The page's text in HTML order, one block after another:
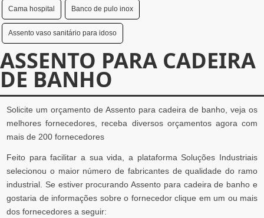
Cama hospital Banco de pulo inox
Assento vaso sanitário para idoso
ASSENTO PARA CADEIRA
DE BANHO
Solicite um orçamento de Assento para cadeira de banho, veja os
melhores fornecedores, receba diversos orçamentos agora com
mais de 200 fornecedores
Feito para facilitar a sua vida, a plataforma Soluções Industriais
selecionou o maior número de fabricantes de qualidade do ramo
industrial. Se estiver procurando Assento para cadeira de banho e
gostaria de informações sobre o fornecedor clique em um ou mais
dos fornecedores a seguir: